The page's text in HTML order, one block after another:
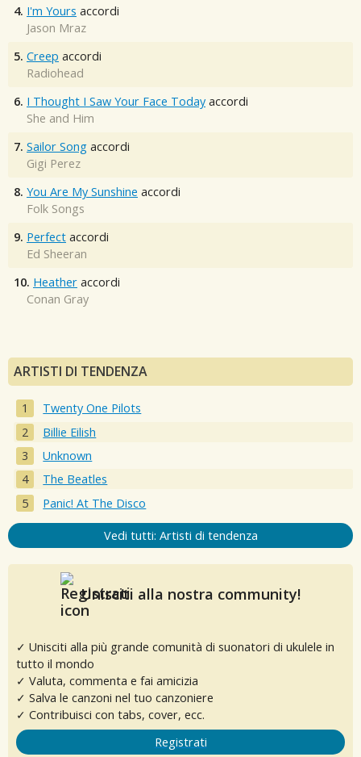
4. I'm Yours accordi
Jason Mraz
5. Creep accordi
Radiohead
6. I Thought I Saw Your Face Today accordi
She and Him
7. Sailor Song accordi
Gigi Perez
8. You Are My Sunshine accordi
Folk Songs
9. Perfect accordi
Ed Sheeran
10. Heather accordi
Conan Gray
ARTISTI DI TENDENZA
Twenty One Pilots
Billie Eilish
Unknown
The Beatles
Panic! At The Disco
Vedi tutti: Artisti di tendenza
Unisciti alla nostra community!
✓ Unisciti alla più grande comunità di suonatori di ukulele in
tutto il mondo
✓ Valuta, commenta e fai amicizia
✓ Salva le canzoni nel tuo canzoniere
✓ Contribuisci con tabs, cover, ecc.
Registrati